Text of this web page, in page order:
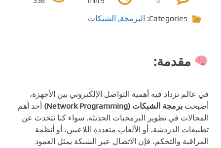
Categories: البرمجة, الشبكات
مقدمة:
في عالم تزداد فيه أهمية التواصل الإلكتروني بين الأجهزة،
أصبحت برمجة الشبكات (Network Programming)
أحد أهم
المجالات في تطوير البرمجيات الحديثة. سواء كنا نتحدث عن
تطبيقات الدردشة، أو الألعاب متعددة اللاعبين، أو أنظمة
المراقبة والتحكم، فإن الاتصال عبر الشبكة يمثل العمود